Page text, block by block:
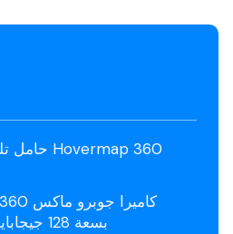
بطاقة microSD بسعة 128 جيجابايت